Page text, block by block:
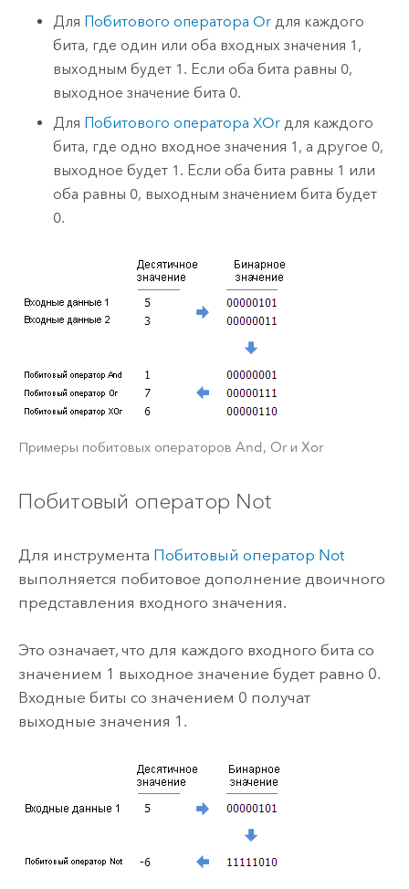
Для Побитового оператора Or для каждого
бита, где один или оба входных значения 1,
выходным будет 1. Если оба бита равны 0,
выходное значение бита 0.
Для Побитового оператора XOr для каждого
бита, где одно входное значения 1, а другое 0,
выходное будет 1. Если оба бита равны 1 или
оба равны 0, выходным значением бита будет
0.
Примеры побитовых операторов And, Or и Xor
Побитовый оператор Not
Для инструмента Побитовый оператор Not
выполняется побитовое дополнение двоичного
представления входного значения.
Это означает, что для каждого входного бита со
значением 1 выходное значение будет равно 0.
Входные биты со значением 0 получат
выходные значения 1.